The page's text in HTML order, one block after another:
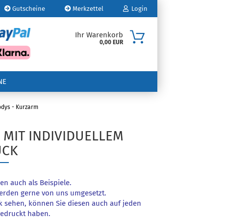
Gutscheine Merkzettel Login
E-Mail
Konto erstellen
Ihr Warenkorb
0,00 EUR
- Kurzarm
MIT INDIVIDUELLEM
auch als Beispiele.
gerne von uns umgesetzt.
können Sie diesen auch auf jeden
haben.